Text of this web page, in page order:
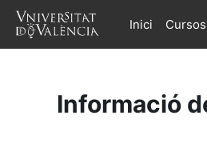
Ves al contingut principal
Inici
Informació